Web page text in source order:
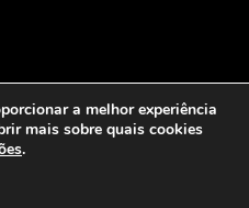
ONLINE– Todos os
a melhor experiência
mais sobre quais cookies
.
Banner